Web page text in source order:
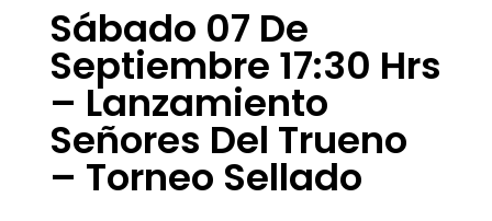
Sábado 07 De
Septiembre 17:30 Hrs
– Lanzamiento
Señores Del Trueno
– Torneo Sellado